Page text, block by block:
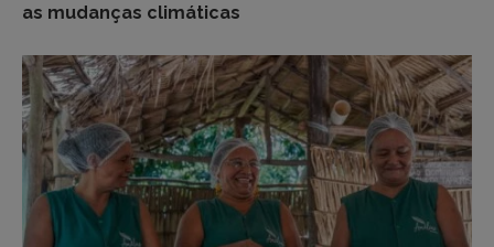
as mudanças climáticas